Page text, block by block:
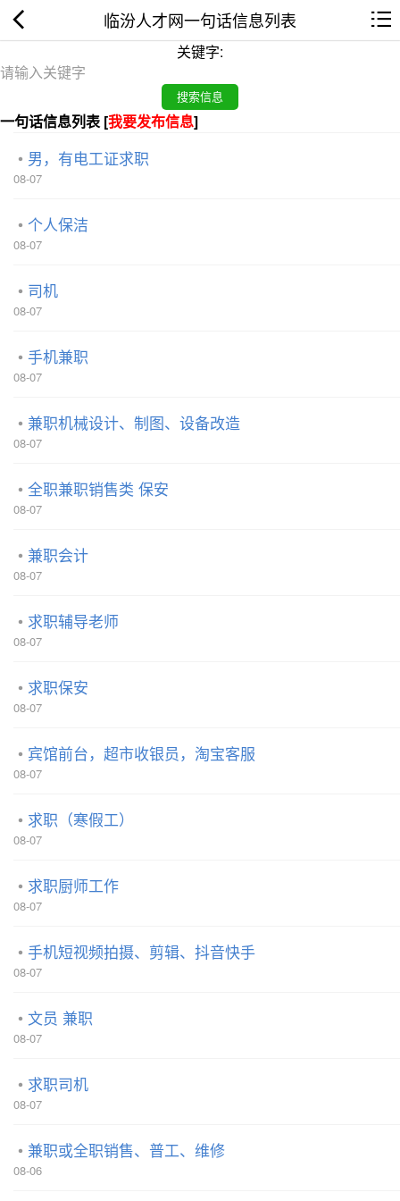
临汾人才网一句话信息列表
关键字:
一句话信息列表 [我要发布信息]
男，有电工证求职
08-07
个人保洁
08-07
司机
08-07
手机兼职
08-07
兼职机械设计、制图、设备改造
08-07
全职兼职销售类 保安
08-07
兼职会计
08-07
求职辅导老师
08-07
求职保安
08-07
宾馆前台，超市收银员，淘宝客服
08-07
求职（寒假工）
08-07
求职厨师工作
08-07
手机短视频拍摄、剪辑、抖音快手
08-07
文员 兼职
08-07
求职司机
08-07
兼职或全职销售、普工、维修
08-06